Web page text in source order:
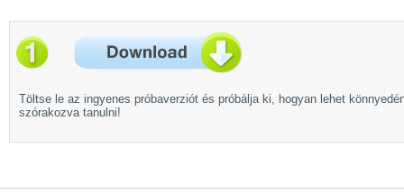
Töltse le az ingyenes próbaverziót és próbálja ki, hogyan lehet
szórakozva tanulni!